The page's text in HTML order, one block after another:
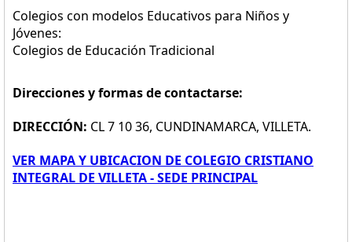
Colegios con modelos Educativos para Niños y
Jóvenes:
Colegios de Educación Tradicional
Direcciones y formas de contactarse:
DIRECCIÓN: CL 7 10 36, CUNDINAMARCA, VILLETA.
VER MAPA Y UBICACION DE COLEGIO CRISTIANO
INTEGRAL DE VILLETA - SEDE PRINCIPAL